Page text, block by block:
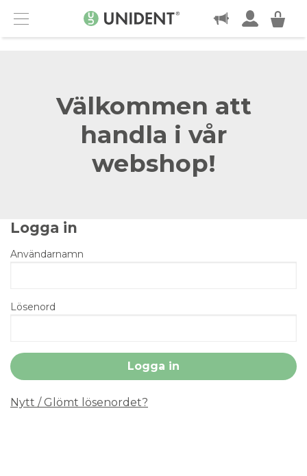
Menu
KONTAKT
Välkommen att
handla i vår
webshop!
Logga in
Användarnamn
Lösenord
Nytt / Glömt lösenordet?